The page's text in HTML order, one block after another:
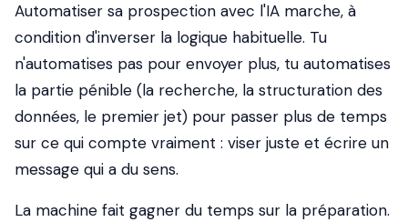
Automatiser sa prospection avec l'IA marche, à
condition d'inverser la logique habituelle. Tu
n'automatises pas pour envoyer plus, tu automatises
la partie pénible (la recherche, la structuration des
données, le premier jet) pour passer plus de temps
sur ce qui compte vraiment : viser juste et écrire un
message qui a du sens.
La machine fait gagner du temps sur la préparation.